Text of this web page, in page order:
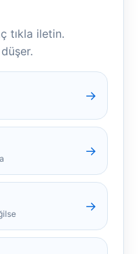
tıkla iletin.
→
→
→